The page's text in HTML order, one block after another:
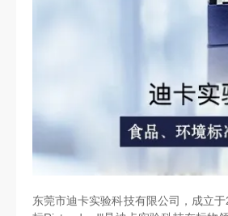
东莞市迪卡实验科技有限公司，成立